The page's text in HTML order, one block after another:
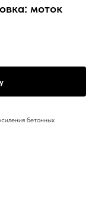
моток
бетонных